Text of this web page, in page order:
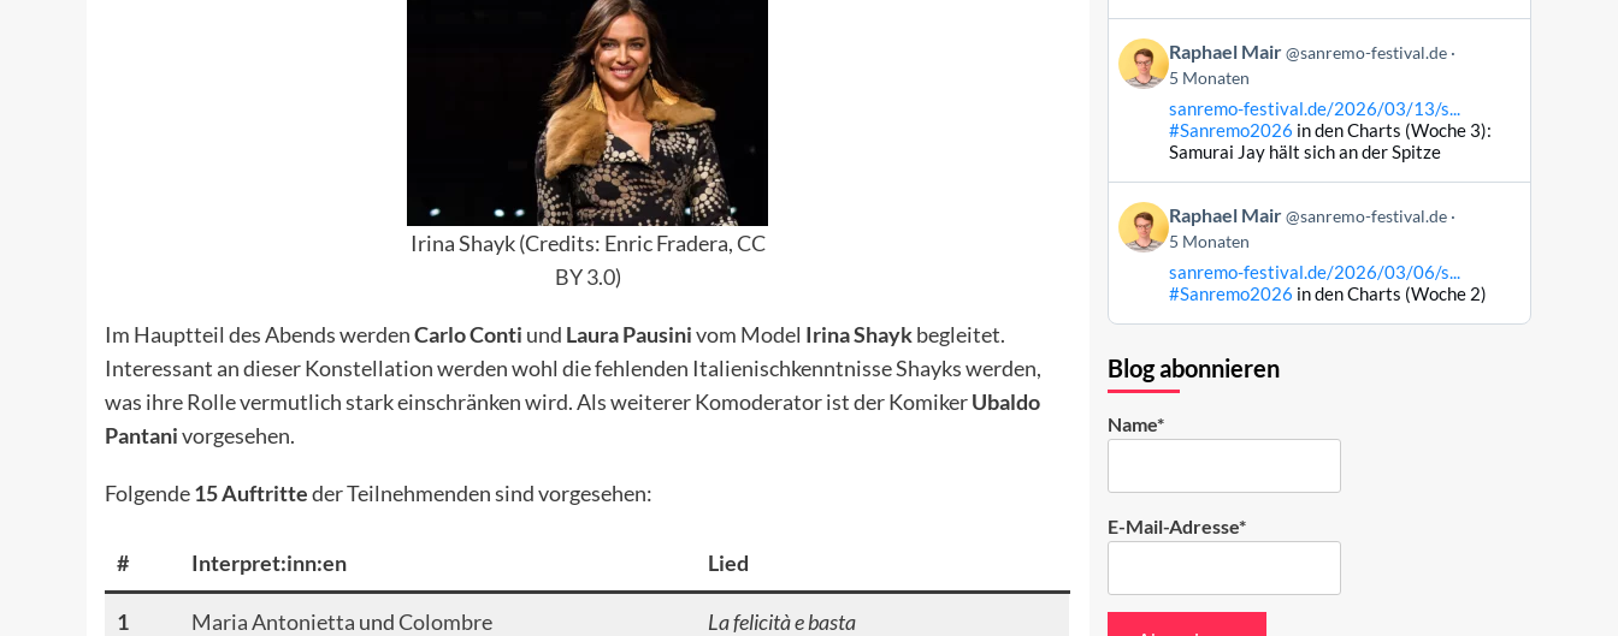
Irina Shayk (Credits: Enric Fradera,CC
BY 3.0)
Im Hauptteil des Abends werdenCarlo Conti und Laura Pausinivom Model Irina Shaykbegleitet.
Interessant an dieser Konstellation werden wohl die fehlenden Italienischkenntnisse Shayks werden,
was ihre Rolle vermutlich stark einschränken wird. Als weiterer Komoderator ist der KomikerUbaldo
Pantanivorgesehen.
Folgende15 Auftritteder Teilnehmenden sind vorgesehen:
# Interpret:inn:en Lied
1 Maria Antonietta undColombre La felicità e basta
Bluesky
ansehen
Beitrag
von
Raphael
Raphael Mair @sanremo-festival.de
5 Monaten
sanremo-festival.de/2026/03/13/s...
#Sanremo2026 in den Charts (Woche 3):
Samurai Jay hält sich an der Spitze
Beitrag
von
Raphael
Bluesky
ansehen
Raphael Mair @sanremo-festival.de
5 Monaten
sanremo-festival.de/2026/03/06/s...
#Sanremo2026 in den Charts (Woche 2)
Blog abonnieren
Name*
E-Mail-Adresse*